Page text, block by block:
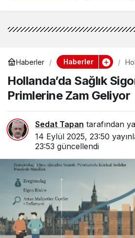
Haberler Haberler
Hollanda’da Sağlık
Primlerine Zam Geliyor
Sedat Tapan tarafından
14 Eylül 2025, 23:50
23:53 güncellendi